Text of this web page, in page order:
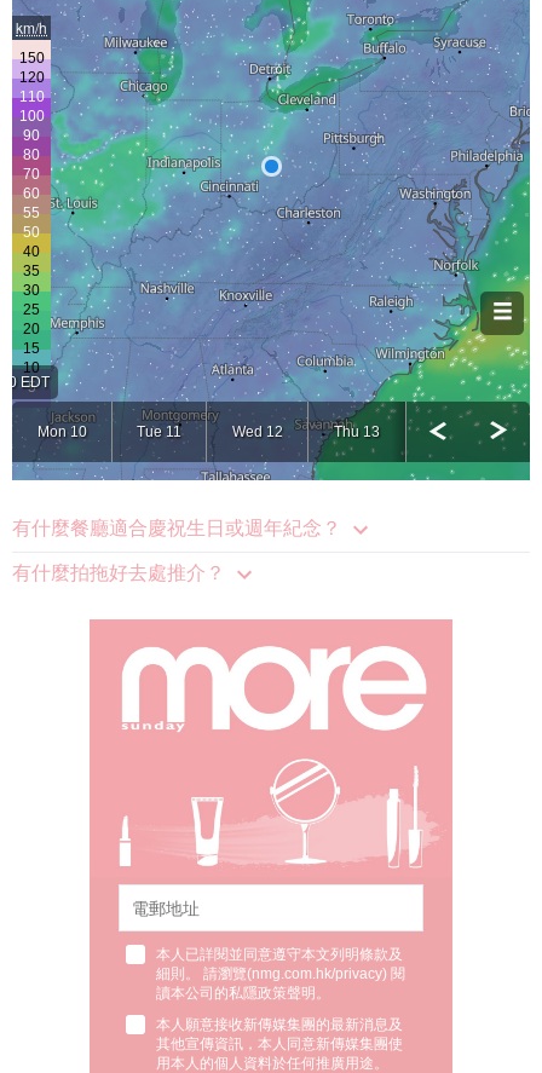
有什麼餐廳適合慶祝生日或週年紀念？
有什麼拍拖好去處推介？
本人已詳閱並同意遵守本文列明條款及
細則。 請瀏覽(nmg.com.hk/privacy) 閱
讀本公司的私隱政策聲明。
本人願意接收新傳媒集團的最新消息及
其他宣傳資訊，本人同意新傳媒集團使
用本人的個人資料於任何推廣用途。